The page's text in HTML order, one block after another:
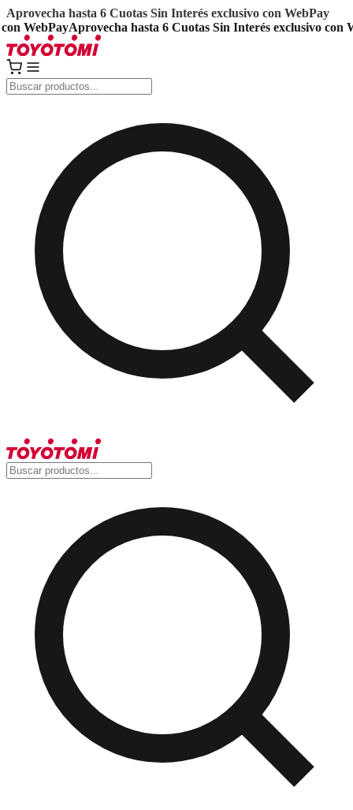
Aprovecha hasta 6 Cuotas Sin Interés exclusivo con WebPay
Aprovecha hasta 6 Cuotas Sin Interés exclusivo con